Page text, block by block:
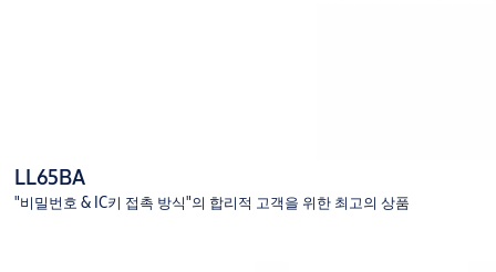
LL65BA
"비밀번호 & IC키 접촉 방식"의 합리적 고객을 위한 최고의 상품